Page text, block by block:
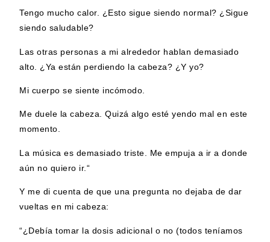
Tengo mucho calor. ¿Esto sigue siendo normal? ¿Sigue
siendo saludable?
Las otras personas a mi alrededor hablan demasiado
alto. ¿Ya están perdiendo la cabeza? ¿Y yo?
Mi cuerpo se siente incómodo.
Me duele la cabeza. Quizá algo esté yendo mal en este
momento.
La música es demasiado triste. Me empuja a ir a donde
aún no quiero ir.“
Y me di cuenta de que una pregunta no dejaba de dar
vueltas en mi cabeza:
“¿Debía tomar la dosis adicional o no (todos teníamos